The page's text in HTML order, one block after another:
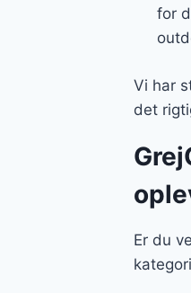
for
Vi har
det
Er du